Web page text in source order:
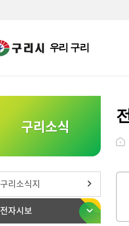
우리 구리
구리소식
구리소식지
전자시보